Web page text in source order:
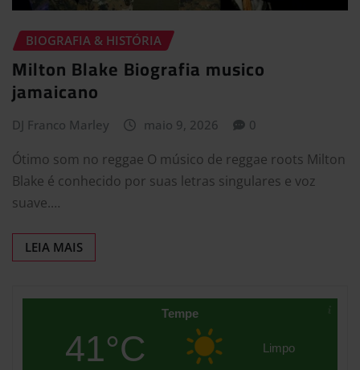
BIOGRAFIA & HISTÓRIA
Milton Blake Biografia musico
jamaicano
DJ Franco Marley maio 9, 2026 0
Ótimo som no reggae O músico de reggae roots Milton
Blake é conhecido por suas letras singulares e voz
suave.…
LEIA MAIS
Tempe
41°C Limpo